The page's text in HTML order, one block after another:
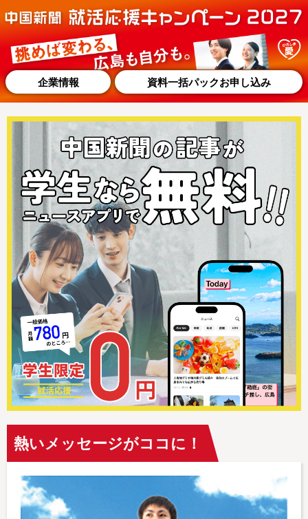
企業情報 資料一括パックお申し込み
熱いメッセージがココに！